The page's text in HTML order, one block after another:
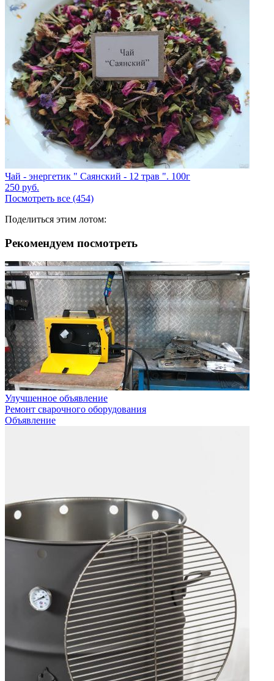
Чай - энергетик " Саянский - 12 трав ". 100г
250 руб.
Посмотреть все (454)
Поделиться этим лотом:
Рекомендуем посмотреть
Улучшенное объявление
Ремонт сварочного оборудования
Объявление